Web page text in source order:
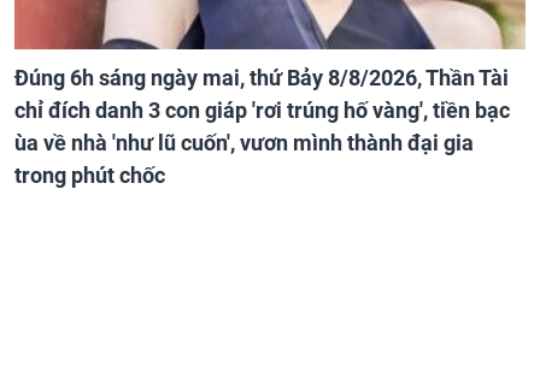
Đúng 6h sáng ngày mai, thứ Bảy 8/8/2026, Thần Tài
chỉ đích danh 3 con giáp 'rơi trúng hố vàng', tiền bạc
ùa về nhà 'như lũ cuốn', vươn mình thành đại gia
trong phút chốc